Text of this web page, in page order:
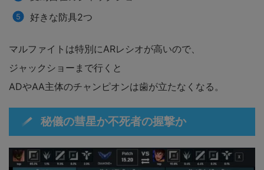
好きな防具2つ
マルファイトは特別にARレシオが高いので、
ジャックショーまで行くと
ADやAA主体のチャンピオンは歯が立たなくなる。
秘儀の彗星か不死者の握撃か